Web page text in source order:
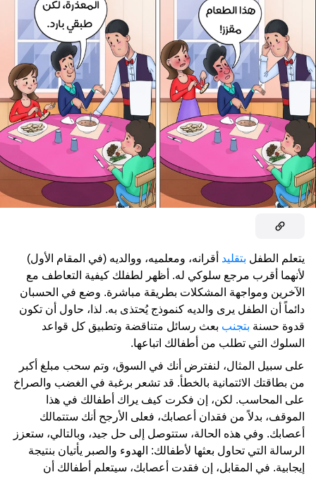
يتعلم الطفل بتقليد أقرانه، ومعلميه، ووالديه (في المقام الأول)
لأنهما أقرب مرجع سلوكي له. أظهر لطفلك كيفية التعاطف مع
الآخرين ومواجهة المشكلات بطريقة مباشرة. وضع في الحسبان
دائماً أن الطفل يرى والديه كنموذج يُحتذى به. لذا، حاول أن تكون
قدوة حسنة بتجنب بعث رسائل متناقضة وتطبيق كل قواعد
السلوك التي تطلب من أطفالك اتباعها.
على سبيل المثال، لنفترض أنك في السوق، وتم سحب مبلغ أكبر
من بطاقتك الائتمانية بالخطأ. قد تشعر برغبة في الغضب والصراخ
على المحاسب. لكن، إن فكرت كيف يراك أطفالك في هذا
الموقف، بدلاً من فقدان أعصابك، فعلى الأرجح أنك ستتمالك
أعصابك. وفي هذه الحالة، ستتوصل إلى حل جيد، وبالتالي، ستعزز
الرسالة التي تحاول بعثها لأطفالك: الهدوء والصبر يأتيان بنتيجة
إيجابية. في المقابل، إن فقدت أعصابك، سيتعلم أطفالك أن